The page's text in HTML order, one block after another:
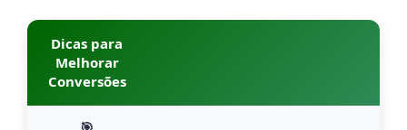
Dicas para
Melhorar
Conversões